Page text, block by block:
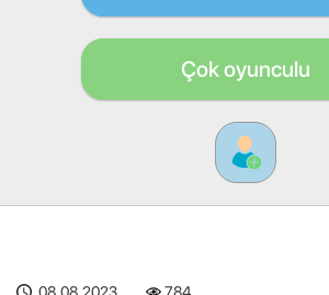
Çok oyunculu